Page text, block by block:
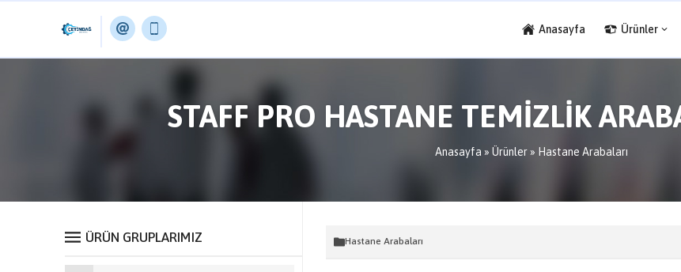
Anasayfa Ürünler
STAFF PRO HASTANE TEMİZLİK
Anasayfa » Ürünler » Hastane Arabaları
Hastane Arabaları
ÜRÜN GRUPLARIMIZ